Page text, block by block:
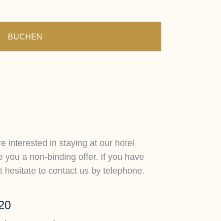
BUCHEN
interested in staying at our hotel
you a non-binding offer. If you have
hesitate to contact us by telephone.